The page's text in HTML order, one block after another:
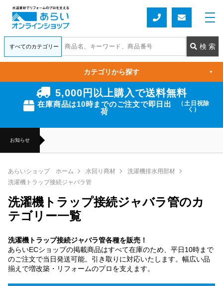
5,000円以上購入で送料無料
在庫商品は10時までのご注文で即日出
荷
（土日祝除
く）
お知らせ
カテゴリから探す ▼
あらいショップ ホーム 水回り商材
洗濯機排水用部材
洗濯機トラップ接続ジャバラ管
洗濯機トラップ接続ジャバラ管のカ
テゴリー一覧
洗濯機トラップ接続ジャバラ管各種を販売！
あらいECショップの掲載商品はすべて在庫のため、平日10時まで
のご注文で当日発送可能。引き取りに対応いたします。幅広い品
揃えで増改築・リフォームのプロを支えます。